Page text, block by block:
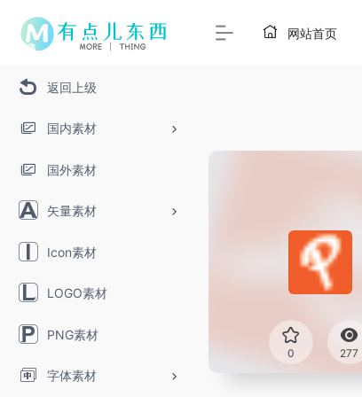
返回上级
国内素材
国外素材
矢量素材
Icon素材
LOGO素材
PNG素材
字体素材
网站首页
0 277